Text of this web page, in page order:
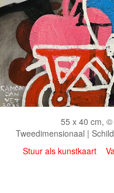
55 x 40 cm,
Tweedimensionaal |
Stuur als kunstkaart